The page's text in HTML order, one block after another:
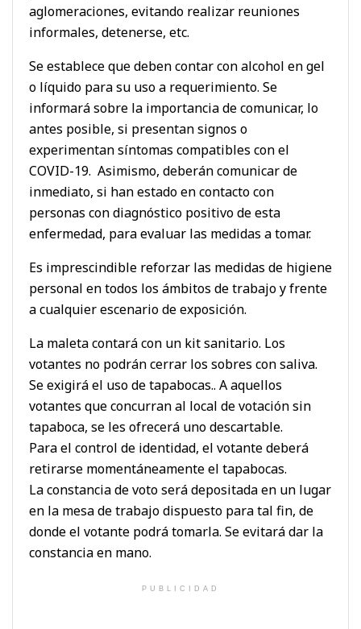
aglomeraciones, evitando realizar reuniones
informales, detenerse, etc.
Se establece que deben contar con alcohol en gel
o líquido para su uso a requerimiento. Se
informará sobre la importancia de comunicar, lo
antes posible, si presentan signos o
experimentan síntomas compatibles con el
COVID-19. Asimismo, deberán comunicar de
inmediato, si han estado en contacto con
personas con diagnóstico positivo de esta
enfermedad, para evaluar las medidas a tomar.
Es imprescindible reforzar las medidas de higiene
personal en todos los ámbitos de trabajo y frente
a cualquier escenario de exposición.
La maleta contará con un kit sanitario. Los
votantes no podrán cerrar los sobres con saliva.
Se exigirá el uso de tapabocas.. A aquellos
votantes que concurran al local de votación sin
tapaboca, se les ofrecerá uno descartable.
Para el control de identidad, el votante deberá
retirarse momentáneamente el tapabocas.
La constancia de voto será depositada en un lugar
en la mesa de trabajo dispuesto para tal fin, de
donde el votante podrá tomarla. Se evitará dar la
constancia en mano.
PUBLICIDAD